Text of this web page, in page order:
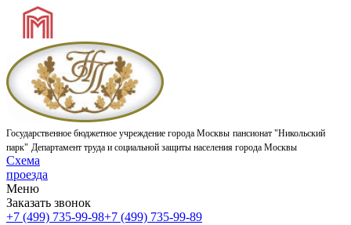
Государственное бюджетное учреждение города Москвы пансионат "Никольский
парк" Департамент труда и социальной защиты населения города Москвы
Схема
проезда
Меню
Заказать звонок
+7 (499) 735-99-98+7 (499) 735-99-89